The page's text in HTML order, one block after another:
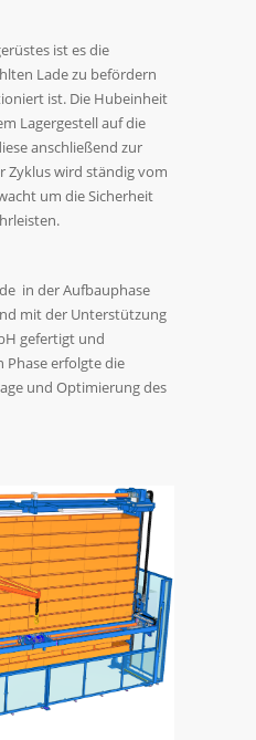
ist es die
Lade zu befördern
ist. Die Hubeinheit
Lagergestell auf die
anschließend zur
Zyklus wird ständig vom
um die Sicherheit
in der Aufbauphase
mit der Unterstützung
gefertigt und
Phase erfolgte die
und Optimierung des